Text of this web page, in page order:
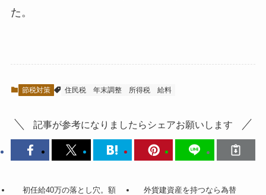
た。
節税対策 住民税 年末調整 所得税 給料
記事が参考になりましたらシェアお願いします
初任給40万の落とし穴。額
外貨建資産を持つなら為替